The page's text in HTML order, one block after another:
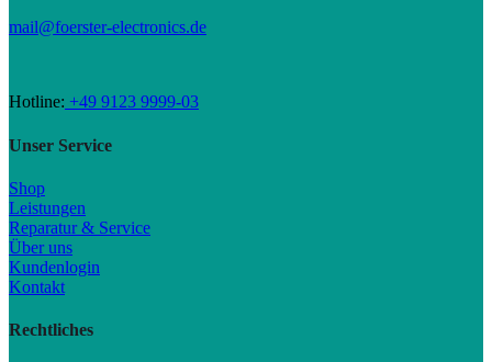
mail@foerster-electronics.de
Hotline: +49 9123 9999-03
Unser Service
Shop
Leistungen
Reparatur & Service
Über uns
Kundenlogin
Kontakt
Rechtliches